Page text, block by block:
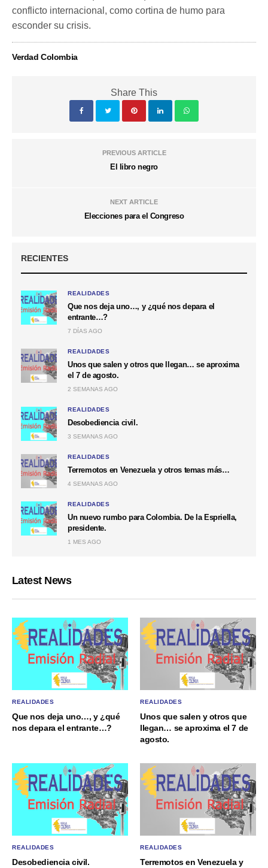
conflicto internacional, como cortina de humo para
esconder su crisis.
Verdad Colombia
Share This
PREVIOUS ARTICLE
El libro negro
NEXT ARTICLE
Elecciones para el Congreso
RECIENTES
REALIDADES
Que nos deja uno…, y ¿qué nos depara el
entrante…?
7 DÍAS AGO
REALIDADES
Unos que salen y otros que llegan… se aproxima
el 7 de agosto.
2 SEMANAS AGO
REALIDADES
Desobediencia civil.
3 SEMANAS AGO
REALIDADES
Terremotos en Venezuela y otros temas más…
4 SEMANAS AGO
REALIDADES
Un nuevo rumbo para Colombia. De la Espriella,
presidente.
1 MES AGO
Latest News
REALIDADES
Que nos deja uno…, y ¿qué
nos depara el entrante…?
REALIDADES
Unos que salen y otros que
llegan… se aproxima el 7 de
agosto.
REALIDADES
Desobediencia civil.
REALIDADES
Terremotos en Venezuela y